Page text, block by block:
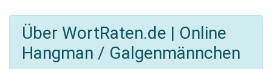
Über WortRaten.de | Online
Hangman / Galgenmännchen